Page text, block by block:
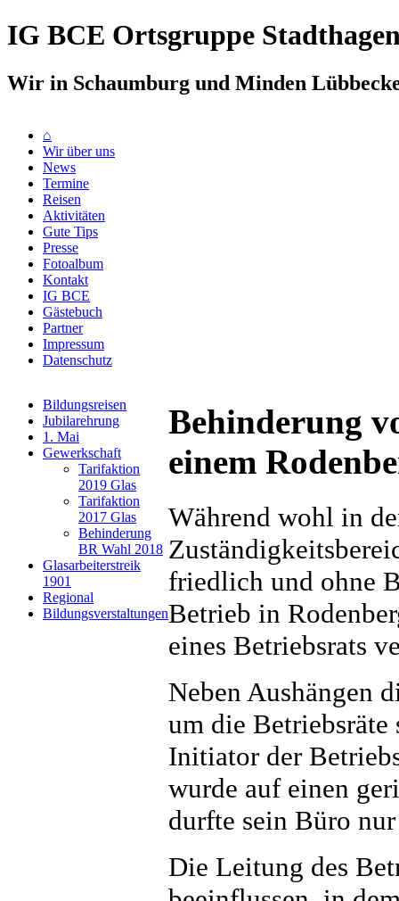
IG BCE Ortsgruppe
Wir in Schaumburg und Minden
⌂
Wir über uns
News
Termine
Reisen
Aktivitäten
Gute Tips
Presse
Fotoalbum
Kontakt
IG BCE
Gästebuch
Partner
Impressum
Datenschutz
Bildungsreisen
Jubilarehrung
1. Mai
Gewerkschaft
Tarifaktion
2019 Glas
Tarifaktion
2017 Glas
Behinderung
BR Wahl 2018
Glasarbeiterstreik
1901
Regional
Bildungsverstaltungen
Behinderung
einem
Während wohl in
friedlich und ohne
Betrieb in
eines Betriebsrats
Neben Aushängen
um die Betriebsräte
Initiator der
wurde auf einen
durfte sein Büro
Die Leitung des